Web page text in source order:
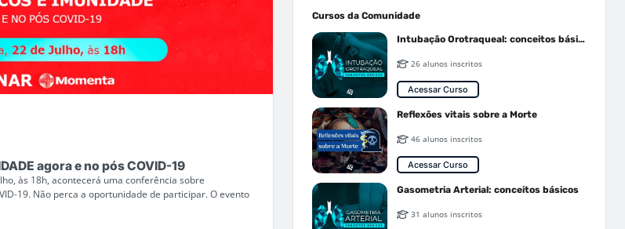
agora e no pós COVID-19
às 18h, acontecerá uma conferência sobre
19. Não perca a oportunidade de participar. O evento
Cursos da Comunidade
Intubação Orotraqueal: conceitos básicos
26 alunos inscritos
Acessar Curso
Reflexões vitais sobre a Morte
46 alunos inscritos
Acessar Curso
Gasometria Arterial: conceitos básicos
31 alunos inscritos